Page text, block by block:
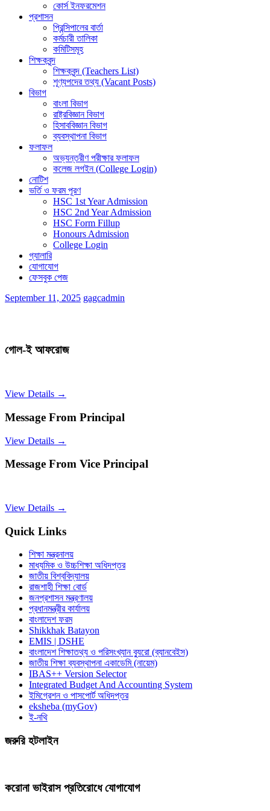
কোর্স ইনফরমেশন
প্রশাসন
প্রিন্সিপালের বার্তা
কর্মচারী তালিকা
কমিটিসমূহ
শিক্ষকবৃন্দ
শিক্ষকবৃন্দ (Teachers List)
শূণ্যপদের তথ্য (Vacant Posts)
বিভাগ
বাংলা বিভাগ
রাষ্ট্রবিজ্ঞান বিভাগ
হিসাববিজ্ঞান বিভাগ
ব্যবস্থাপনা বিভাগ
ফলাফল
অভ্যন্তরীণ পরীক্ষার ফলাফল
কলেজ লগইন (College Login)
নোটিশ
ভর্তি ও ফরম পূরণ
HSC 1st Year Admission
HSC 2nd Year Admission
HSC Form Fillup
Honours Admission
College Login
গ্যালারি
যোগাযোগ
ফেসবুক পেজ
September 11, 2025 gagcadmin
গোল-ই আফরোজ
View Details →
Message From Principal
View Details →
Message From Vice Principal
View Details →
Quick Links
শিক্ষা মন্ত্রনালয়
মাধ্যমিক ও উচ্চশিক্ষা অধিদপ্তর
জাতীয় বিশ্ববিদ্যালয়
রাজশাহী শিক্ষা বোর্ড
জনপ্রশাসন মন্ত্রণালয়
প্রধানমন্ত্রীর কার্যালয়
বাংলাদেশ ফরম
Shikkhak Batayon
EMIS | DSHE
বাংলাদেশ শিক্ষাতথ্য ও পরিসংখ্যান ব্যুরো (ব্যানবেইস)
জাতীয় শিক্ষা ব্যবস্থাপনা একাডেমি (নায়েম)
IBAS++ Version Selector
Integrated Budget And Accounting System
ইমিগ্রেশন ও পাসপোর্ট অধিদপ্তর
eksheba (myGov)
ই-নথি
জরুরি হটলাইন
করোনা ভাইরাস প্রতিরোধে যোগাযোগ